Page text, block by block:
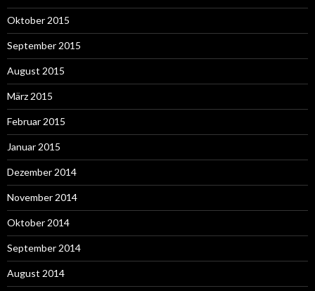
Oktober 2015
September 2015
August 2015
März 2015
Februar 2015
Januar 2015
Dezember 2014
November 2014
Oktober 2014
September 2014
August 2014